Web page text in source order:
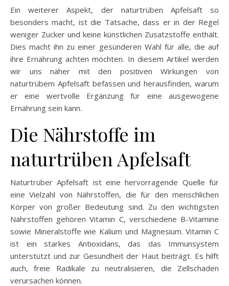
Ein weiterer Aspekt, der naturtrüben Apfelsaft so
besonders macht, ist die Tatsache, dass er in der Regel
weniger Zucker und keine künstlichen Zusatzstoffe enthält.
Dies macht ihn zu einer gesünderen Wahl für alle, die auf
ihre Ernährung achten möchten. In diesem Artikel werden
wir uns näher mit den positiven Wirkungen von
naturtrübem Apfelsaft befassen und herausfinden, warum
er eine wertvolle Ergänzung für eine ausgewogene
Ernährung sein kann.
Die Nährstoffe im
naturtrüben Apfelsaft
Naturtrüber Apfelsaft ist eine hervorragende Quelle für
eine Vielzahl von Nährstoffen, die für den menschlichen
Körper von großer Bedeutung sind. Zu den wichtigsten
Nährstoffen gehören Vitamin C, verschiedene B-Vitamine
sowie Mineralstoffe wie Kalium und Magnesium. Vitamin C
ist ein starkes Antioxidans, das das Immunsystem
unterstützt und zur Gesundheit der Haut beiträgt. Es hilft
auch, freie Radikale zu neutralisieren, die Zellschäden
verursachen können.